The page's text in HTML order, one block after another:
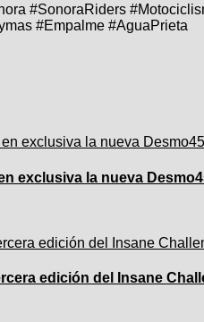
#SonoraRiders
#Empalme #AguaPrieta
exclusiva la nueva
edición del Insane